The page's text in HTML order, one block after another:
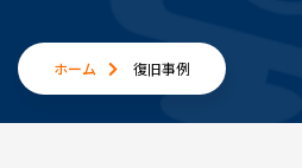
ホーム 復旧事例